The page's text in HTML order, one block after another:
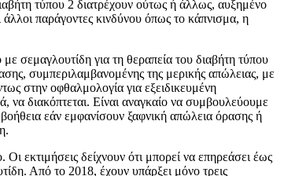
τύπου 2 διατρέχουν ούτως ή άλλως, αυξημένο
παράγοντες κινδύνου όπως το κάπνισμα, η
σεμαγλουτίδη για τη θεραπεία του διαβήτη τύπου
συμπεριλαμβανομένης της μερικής απώλειας, με
στην οφθαλμολογία για εξειδικευμένη
να διακόπτεται. Είναι αναγκαίο να συμβουλεύουμε
εάν εμφανίσουν ξαφνική απώλεια όρασης ή
εκτιμήσεις δείχνουν ότι μπορεί να επηρεάσει έως
Από το 2018, έχουν υπάρξει μόνο τρεις